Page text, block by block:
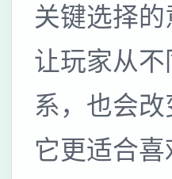
关键选择
让玩家从
系，也会
它更适合